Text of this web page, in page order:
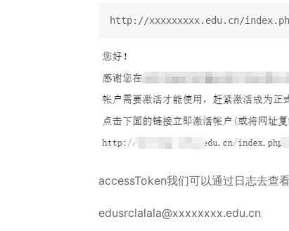
http://xxxxxxxxx.edu.cn/
accessToken我们可以通过日志去查
edusrclalala@xxxxxxxx.edu.cn